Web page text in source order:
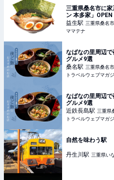
三重県桑名市に
ン 本多家」
益生駅 三重県桑名市
ママテナ
なばなの里周辺
グルメ9選
桑名駅 三重県桑名市
トラベルウェブマガ
なばなの里周辺
グルメ9選
近鉄長島駅 三重県
トラベルウェブマガ
自然を味わう駅
丹生川駅 三重県い